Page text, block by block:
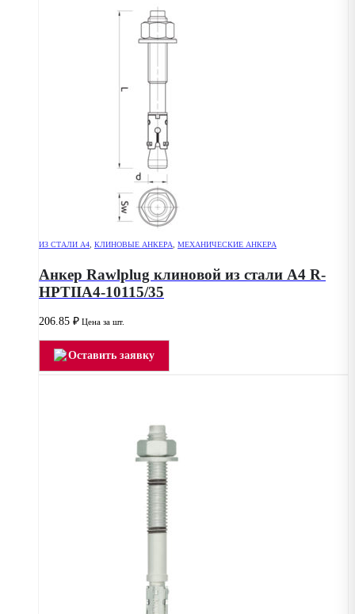
ИЗ СТАЛИ А4, КЛИНОВЫЕ АНКЕРА, МЕХАНИЧЕСКИЕ АНКЕРА
Анкер Rawlplug клиновой из стали А4 R-
HPTIIA4-10115/35
206.85 ₽ Цена за шт.
Оставить заявку